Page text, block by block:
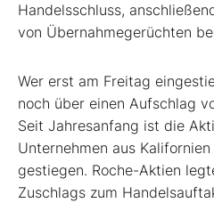
Handelsschluss,
von Übernahmegerüchten
Wer erst am Freitag
noch über einen Aufschlag
Seit Jahresanfang ist die
Unternehmen aus
gestiegen. Roche-Aktien
Zuschlags zum